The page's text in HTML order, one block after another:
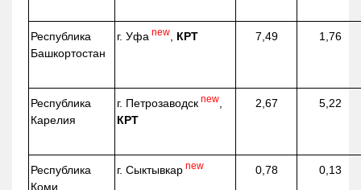
Республика
Башкортостан
г. Уфа new КРТ 7,49 1,76
Республика
Карелия
г. Петрозаводск new
КРТ
2,67 5,22
Республика
Коми
г. Сыктывкар new 0,78 0,13